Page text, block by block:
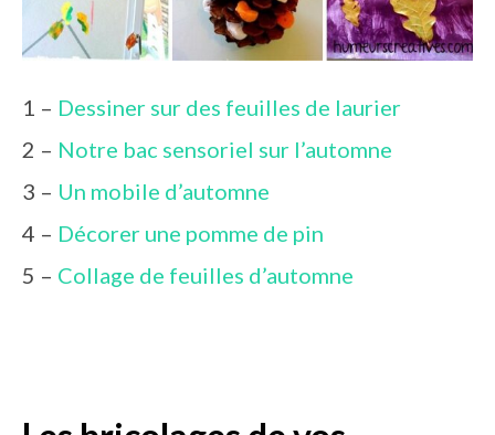
1 – Dessiner sur des feuilles de laurier
2 – Notre bac sensoriel sur l’automne
3 – Un mobile d’automne
4 – Décorer une pomme de pin
5 – Collage de feuilles d’automne